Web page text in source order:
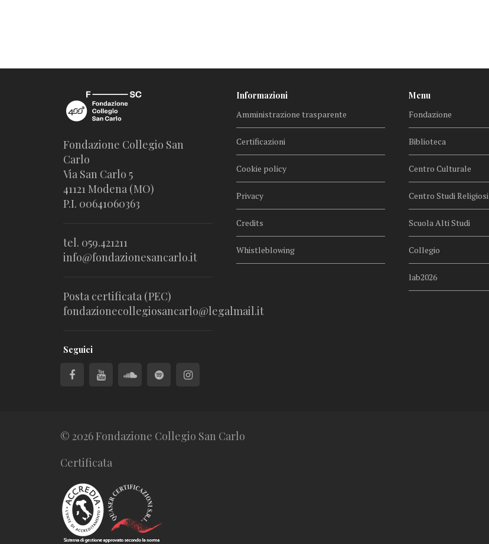
Fondazione Collegio San
Carlo
Via San Carlo 5
41121 Modena (MO)
P.I. 00641060363
tel. 059.421211
info@fondazionesancarlo.it
Posta certificata (PEC)
fondazionecollegiosancarlo@legalmail.it
Seguici
Informazioni
Amministrazione trasparente
Certificazioni
Cookie policy
Privacy
Credits
Whistleblowing
Menu
Fondazione
Biblioteca
Centro Culturale
Centro Studi Religiosi
Scuola Alti Studi
Collegio
lab2026
© 2026 Fondazione Collegio San Carlo
Certificata